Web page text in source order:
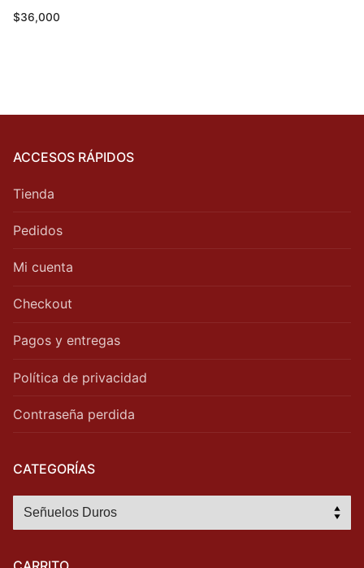
$36,000
ACCESOS RÁPIDOS
Tienda
Pedidos
Mi cuenta
Checkout
Pagos y entregas
Política de privacidad
Contraseña perdida
CATEGORÍAS